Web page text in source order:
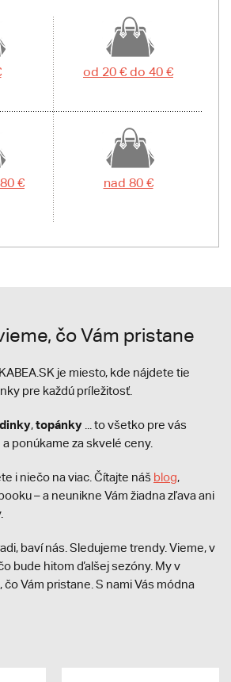
od 20 € do 40 €
€ nad 80 €
čo Vám pristane
je miesto, kde nájdete tie
pre každú príležitosť.
,topánky ... to všetko pre vás
ponúkame za skvelé ceny.
i niečo na viac. Čítajte náš blog,
– a neunikne Vám žiadna zľava ani
baví nás. Sledujeme trendy. Vieme, v
bude hitom ďalšej sezóny. My v
Vám pristane. S nami Vás módna